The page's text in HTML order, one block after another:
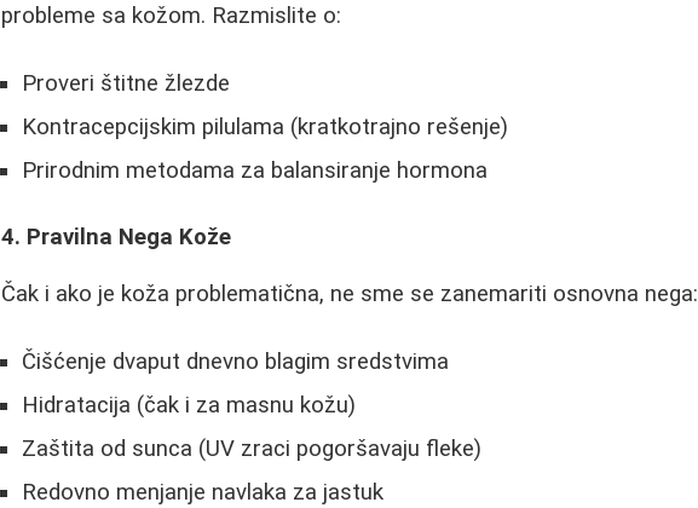
probleme sa kožom. Razmislite o:
Proveri štitne žlezde
Kontracepcijskim pilulama (kratkotrajno rešenje)
Prirodnim metodama za balansiranje hormona
4. Pravilna Nega Kože
Čak i ako je koža problematična, ne sme se zanemariti osnovna nega:
Čišćenje dvaput dnevno blagim sredstvima
Hidratacija (čak i za masnu kožu)
Zaštita od sunca (UV zraci pogoršavaju fleke)
Redovno menjanje navlaka za jastuk